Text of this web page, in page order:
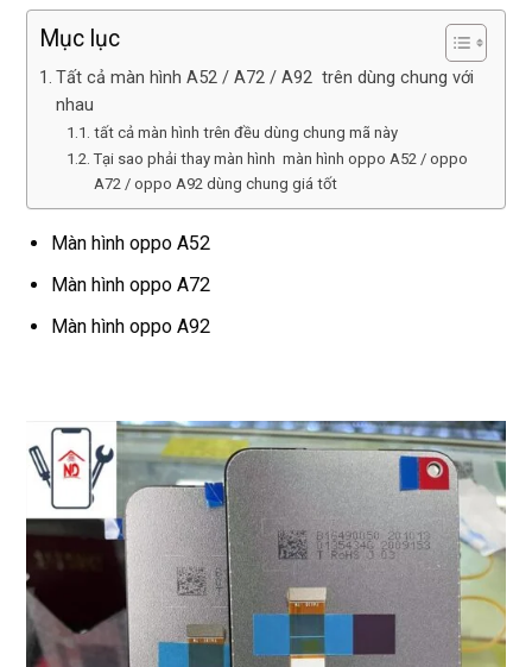
Mục lục
Tất cả màn hình A52 / A72 / A92 trên dùng chung với
nhau
tất cả màn hình trên đều dùng chung mã này
Tại sao phải thay màn hình màn hình oppo A52 / oppo
A72 / oppo A92 dùng chung giá tốt
Màn hình oppo A52
Màn hình oppo A72
Màn hình oppo A92